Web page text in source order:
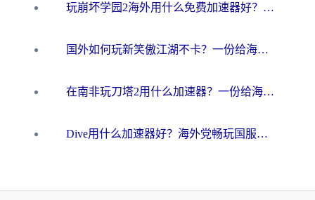
玩崩坏学园2海外用什么免费加速器好？2026海外党亲测国服游戏加速指南
国外如何玩新笑傲江湖不卡？一份给海外游子的终极网络指南
在南非玩刀塔2用什么加速器？一份给海外游子的终极生存指南
Dive用什么加速器好？海外党畅玩国服游戏的终极避坑指南